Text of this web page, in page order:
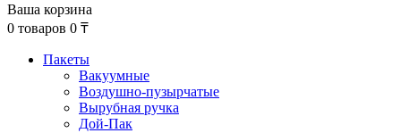
Ваша корзина
0 товаров 0 ₸
Пакеты
Вакуумные
Воздушно-пузырчатые
Вырубная ручка
Дой-Пак